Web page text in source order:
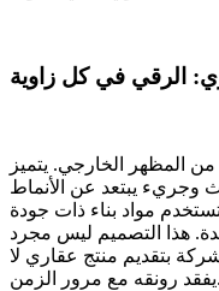
الرقي في كل زاوية
تبدأ حكاية الفخامة في المنزل 108 من المظهر الخارجي. يتميز
وجريء يبتعد عن الأنماط
مواد بناء ذات جودة
هذا التصميم ليس مجرد
بتقديم منتج عقاري لا
يفقد رونقه مع مرور الزمن.